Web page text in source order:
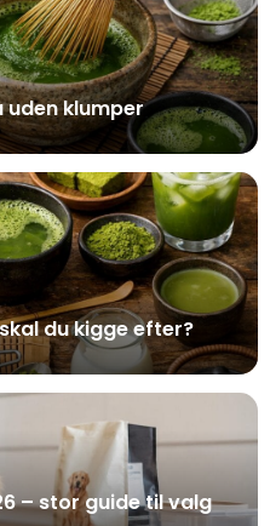
klumper
du kigge efter?
– stor guide til valg